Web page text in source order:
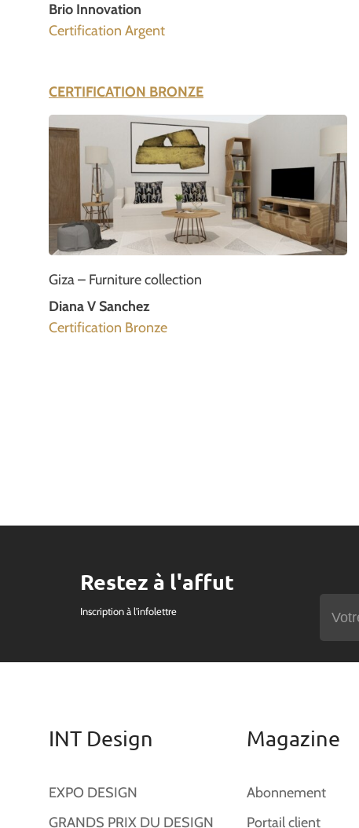
Brio Innovation
Certification Argent
CERTIFICATION BRONZE
Giza – Furniture collection
Diana V Sanchez
Certification Bronze
Restez à l'affut
Inscription à l'infolettre
INT Design
EXPO DESIGN
GRANDS PRIX DU DESIGN
Magazine
Abonnement
Portail client